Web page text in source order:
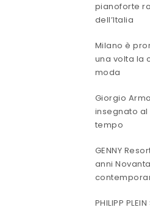
pianoforte
dell’Italia
Milano è
una volta la
moda
Giorgio
insegnato
tempo
GENNY
anni
PHILIPP